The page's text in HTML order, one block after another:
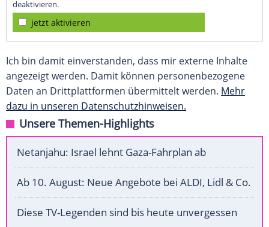
deaktivieren.
jetzt aktivieren
Ich bin damit einverstanden, dass mir externe Inhalte
angezeigt werden. Damit können personenbezogene
Daten an Drittplattformen übermittelt werden. Mehr
dazu in unseren Datenschutzhinweisen.
Unsere Themen-Highlights
Netanjahu: Israel lehnt Gaza-Fahrplan ab
Ab 10. August: Neue Angebote bei ALDI, Lidl & Co.
Diese TV-Legenden sind bis heute unvergessen